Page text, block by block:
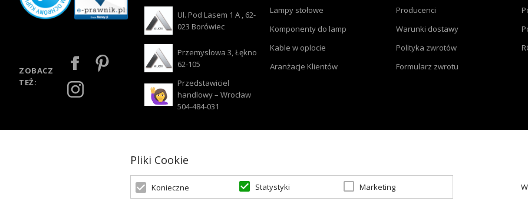
ZOBACZ
TEŻ:
Ul. Pod Lasem 1 A , 62-
023 Borówiec
Przemysłowa 3, Łękno
62-105
Przedstawiciel
handlowy – Wrocław
504-484-031
Lampy stołowe
Komponenty do lamp
Kable w oplocie
Aranżacje Klientów
Producenci
Warunki dostawy
Polityka zwrotów
Formularz zwrotu
Pliki Cookie
Konieczne Statystyki Marketing